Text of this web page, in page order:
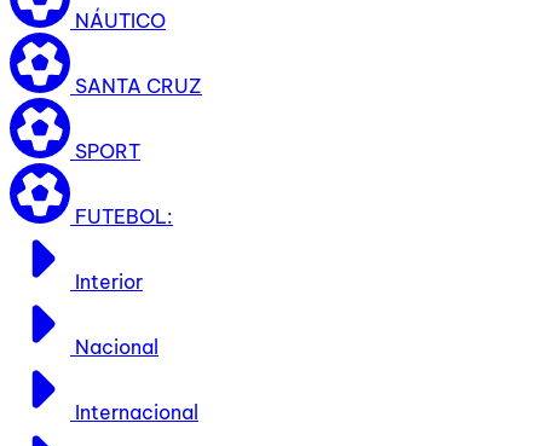
NÁUTICO
SANTA CRUZ
SPORT
FUTEBOL:
Interior
Nacional
Internacional